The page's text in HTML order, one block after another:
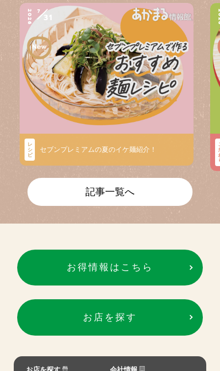
2026 7
31
レ
シ
ピ
セブンプレミアムの夏のイケ麺紹介！
記事一覧へ
お得情報はこちら
お店を探す
お店を探す
会社情報